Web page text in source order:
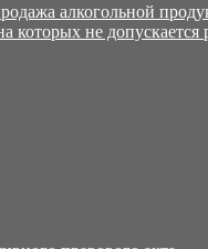
алкогольной
не допускается